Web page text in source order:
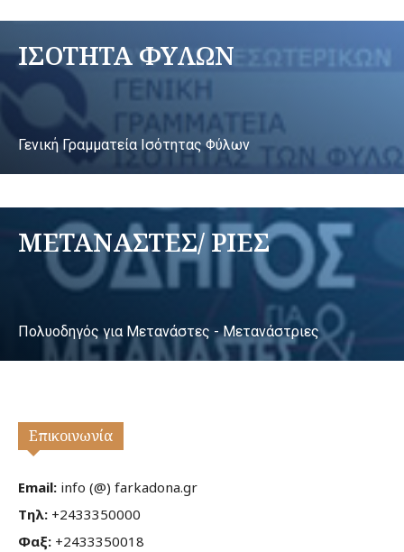
ΙΣΟΤΗΤΑ ΦΥΛΩΝ
Γενική Γραμματεία Ισότητας Φύλων
ΜΕΤΑΝΑΣΤΕΣ/ ΡΙΕΣ
Πολυοδηγός για Μετανάστες - Μετανάστριες
Επικοινωνία
Email: info (@) farkadona.gr
Τηλ: +2433350000
Φαξ: +2433350018